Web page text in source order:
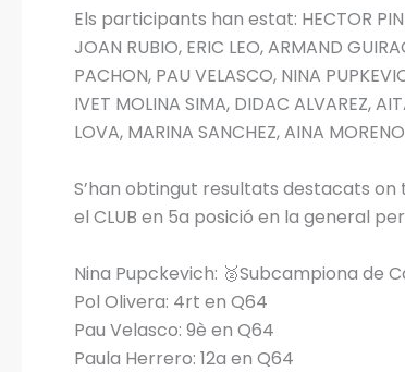
Els participants han estat: HECTOR
JOAN RUBIO, ERIC LEO, ARMAND
PACHON, PAU VELASCO, NINA
IVET MOLINA SIMA, DIDAC ALVAREZ,
LOVA, MARINA SANCHEZ, AINA
S’han obtingut resultats destacats
el CLUB en 5a posició en la general
Nina Pupckevich: 🥈Subcampiona de
Pol Olivera: 4rt en Q64
Pau Velasco: 9è en Q64
Paula Herrero: 12a en Q64